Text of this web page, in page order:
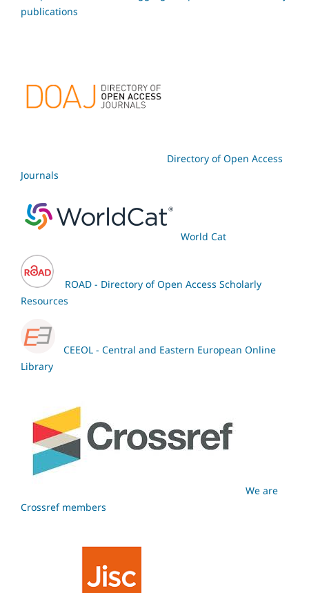
publications
Directory of Open Access
Journals
World Cat
ROAD - Directory of Open Access Scholarly
Resources
CEEOL - Central and Eastern European Online
Library
We are
Crossref members